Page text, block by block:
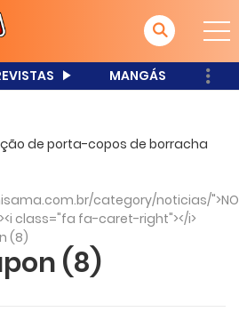
MANGÁS
de porta-copos de borracha
category/noticias/
class="fa fa-caret-right"></i>
(8)
(8)